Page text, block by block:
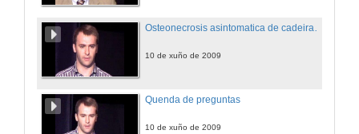
Osteonecrosis asintomatica de cadeira en pacientes infectados polo virus de inmunodeficiencia human
10 de xuño de 2009
Quenda de preguntas
10 de xuño de 2009